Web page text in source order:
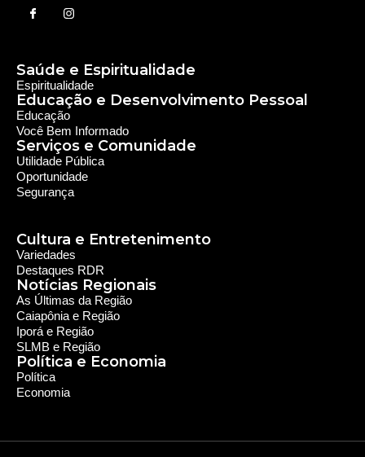
Saúde e Espiritualidade
Espiritualidade
Educação e Desenvolvimento Pessoal
Educação
Você Bem Informado
Serviços e Comunidade
Utilidade Pública
Oportunidade
Segurança
Cultura e Entretenimento
Política e Economia
Notícias Regionais
Política
Economia
As Últimas da Região
Caiapônia e Região
Iporá e Região
SLMB e Região
Variedades
Destaques RDR